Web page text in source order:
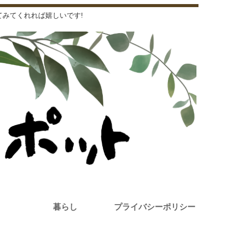
てくれれば嬉しいです!
暮らし プライバシーポリシー